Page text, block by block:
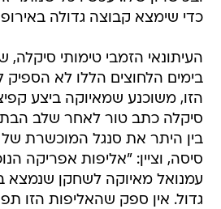
כדי שימצא קבוצה גדולה
העיתונאי הזמבי טימותי
בימים הלחוצים הללו לא הספיק
הזו, משוכנע שמאיוקה ביצע
סיקלה כתב טור לאחר שלב
בין היתר את סנגל המוכשרת
סיסה, וציין: "אליפות אפריקה
עמנואל מאיוקה לשחקן שנמצא
גדול. אין ספק שהאליפות הזו